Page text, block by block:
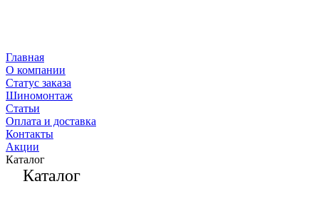
Главная
О компании
Статус заказа
Шиномонтаж
Статьи
Оплата и доставка
Контакты
Акции
Каталог
Каталог